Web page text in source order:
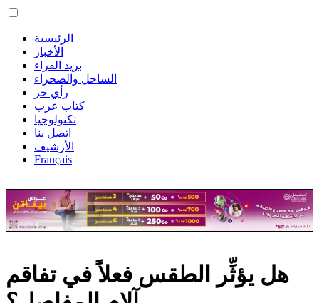
الرئيسية
الأخبار
بريد القراء
الساحل والصحراء
رأي حر
كتاب عرب
تكنولوجيا
اتصل بنا
الأرشيف
Français
هل يؤثِّر الطقس فعلاً في تفاقم